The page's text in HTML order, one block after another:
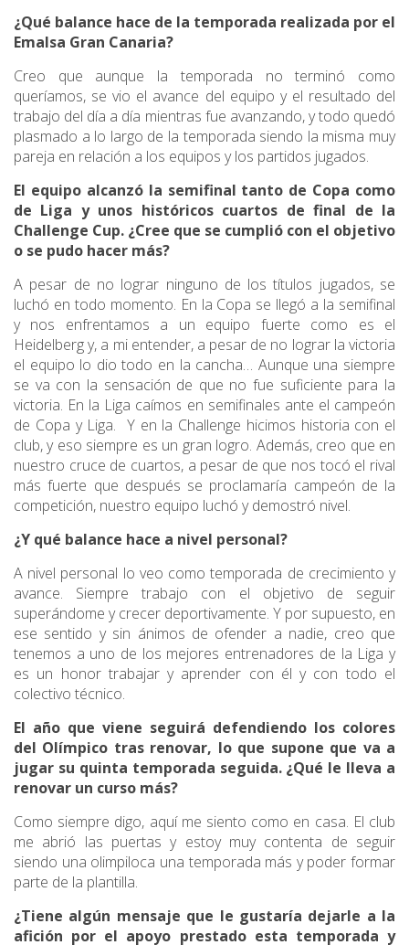
¿Qué balance hace de la temporada realizada por el
Emalsa Gran Canaria?
Creo que aunque la temporada no terminó como
queríamos, se vio el avance del equipo y el resultado del
trabajo del día a día mientras fue avanzando, y todo quedó
plasmado a lo largo de la temporada siendo la misma muy
pareja en relación a los equipos y los partidos jugados.
El equipo alcanzó la semifinal tanto de Copa como
de Liga y unos históricos cuartos de final de la
Challenge Cup. ¿Cree que se cumplió con el objetivo
o se pudo hacer más?
A pesar de no lograr ninguno de los títulos jugados, se
luchó en todo momento. En la Copa se llegó a la semifinal
y nos enfrentamos a un equipo fuerte como es el
Heidelberg y, a mi entender, a pesar de no lograr la victoria
el equipo lo dio todo en la cancha… Aunque una siempre
se va con la sensación de que no fue suficiente para la
victoria. En la Liga caímos en semifinales ante el campeón
de Copa y Liga. Y en la Challenge hicimos historia con el
club, y eso siempre es un gran logro. Además, creo que en
nuestro cruce de cuartos, a pesar de que nos tocó el rival
más fuerte que después se proclamaría campeón de la
competición, nuestro equipo luchó y demostró nivel.
¿Y qué balance hace a nivel personal?
A nivel personal lo veo como temporada de crecimiento y
avance. Siempre trabajo con el objetivo de seguir
superándome y crecer deportivamente. Y por supuesto, en
ese sentido y sin ánimos de ofender a nadie, creo que
tenemos a uno de los mejores entrenadores de la Liga y
es un honor trabajar y aprender con él y con todo el
colectivo técnico.
El año que viene seguirá defendiendo los colores
del Olímpico tras renovar, lo que supone que va a
jugar su quinta temporada seguida. ¿Qué le lleva a
renovar un curso más?
Como siempre digo, aquí me siento como en casa. El club
me abrió las puertas y estoy muy contenta de seguir
siendo una olimpiloca una temporada más y poder formar
parte de la plantilla.
¿Tiene algún mensaje que le gustaría dejarle a la
afición por el apoyo prestado esta temporada y